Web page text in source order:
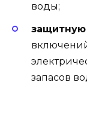
воды;
защитную
запасов